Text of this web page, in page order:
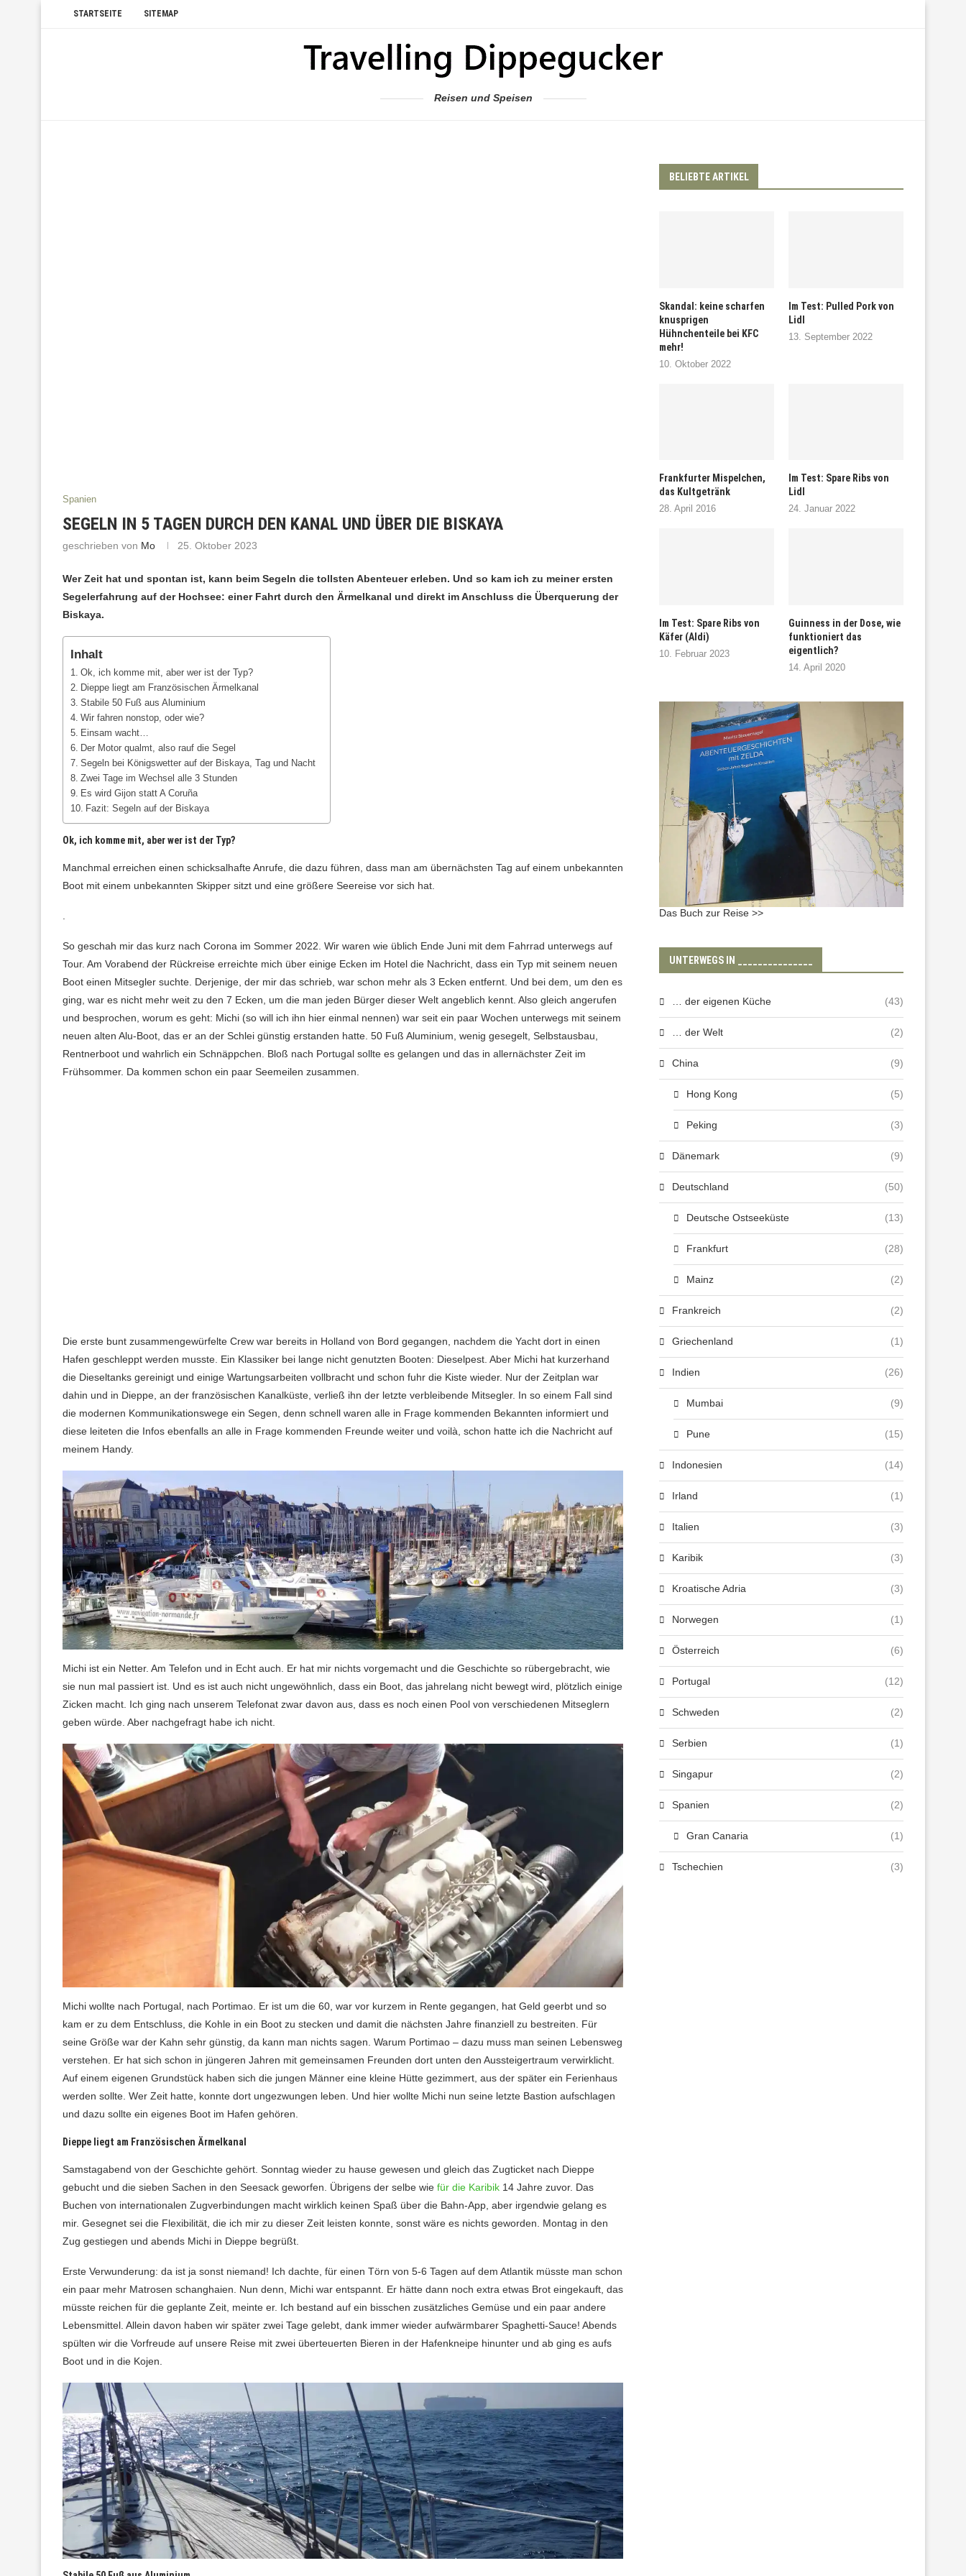
STARTSEITE SITEMAP
Reisen und Speisen
Spanien
SEGELN IN 5 TAGEN DURCH DEN KANAL UND ÜBER DIE BISKAYA
geschrieben von Mo 25. Oktober 2023
Wer Zeit hat und spontan ist, kann beim Segeln die tollsten Abenteuer erleben. Und so kam ich zu meiner ersten
Segelerfahrung auf der Hochsee: einer Fahrt durch den Ärmelkanal und direkt im Anschluss die Überquerung der
Biskaya.
Inhalt
Ok, ich komme mit, aber wer ist der Typ?
Dieppe liegt am Französischen Ärmelkanal
Stabile 50 Fuß aus Aluminium
Wir fahren nonstop, oder wie?
Einsam wacht…
Der Motor qualmt, also rauf die Segel
Segeln bei Königswetter auf der Biskaya, Tag und Nacht
Zwei Tage im Wechsel alle 3 Stunden
Es wird Gijon statt A Coruña
Fazit: Segeln auf der Biskaya
Ok, ich komme mit, aber wer ist der Typ?
Manchmal erreichen einen schicksalhafte Anrufe, die dazu führen, dass man am übernächsten Tag auf einem unbekannten
Boot mit einem unbekannten Skipper sitzt und eine größere Seereise vor sich hat.
So geschah mir das kurz nach Corona im Sommer 2022. Wir waren wie üblich Ende Juni mit dem Fahrrad unterwegs auf
Tour. Am Vorabend der Rückreise erreichte mich über einige Ecken im Hotel die Nachricht, dass ein Typ mit seinem neuen
Boot einen Mitsegler suchte. Derjenige, der mir das schrieb, war schon mehr als 3 Ecken entfernt. Und bei dem, um den es
ging, war es nicht mehr weit zu den 7 Ecken, um die man jeden Bürger dieser Welt angeblich kennt. Also gleich angerufen
und besprochen, worum es geht: Michi (so will ich ihn hier einmal nennen) war seit ein paar Wochen unterwegs mit seinem
neuen alten Alu-Boot, das er an der Schlei günstig erstanden hatte. 50 Fuß Aluminium, wenig gesegelt, Selbstausbau,
Rentnerboot und wahrlich ein Schnäppchen. Bloß nach Portugal sollte es gelangen und das in allernächster Zeit im
Frühsommer. Da kommen schon ein paar Seemeilen zusammen.
Die erste bunt zusammengewürfelte Crew war bereits in Holland von Bord gegangen, nachdem die Yacht dort in einen
Hafen geschleppt werden musste. Ein Klassiker bei lange nicht genutzten Booten: Dieselpest. Aber Michi hat kurzerhand
die Dieseltanks gereinigt und einige Wartungsarbeiten vollbracht und schon fuhr die Kiste wieder. Nur der Zeitplan war
dahin und in Dieppe, an der französischen Kanalküste, verließ ihn der letzte verbleibende Mitsegler. In so einem Fall sind
die modernen Kommunikationswege ein Segen, denn schnell waren alle in Frage kommenden Bekannten informiert und
diese leiteten die Infos ebenfalls an alle in Frage kommenden Freunde weiter und voilà, schon hatte ich die Nachricht auf
meinem Handy.
Michi ist ein Netter. Am Telefon und in Echt auch. Er hat mir nichts vorgemacht und die Geschichte so rübergebracht, wie
sie nun mal passiert ist. Und es ist auch nicht ungewöhnlich, dass ein Boot, das jahrelang nicht bewegt wird, plötzlich einige
Zicken macht. Ich ging nach unserem Telefonat zwar davon aus, dass es noch einen Pool von verschiedenen Mitseglern
geben würde. Aber nachgefragt habe ich nicht.
Michi wollte nach Portugal, nach Portimao. Er ist um die 60, war vor kurzem in Rente gegangen, hat Geld geerbt und so
kam er zu dem Entschluss, die Kohle in ein Boot zu stecken und damit die nächsten Jahre finanziell zu bestreiten. Für
seine Größe war der Kahn sehr günstig, da kann man nichts sagen. Warum Portimao – dazu muss man seinen Lebensweg
verstehen. Er hat sich schon in jüngeren Jahren mit gemeinsamen Freunden dort unten den Aussteigertraum verwirklicht.
Auf einem eigenen Grundstück haben sich die jungen Männer eine kleine Hütte gezimmert, aus der später ein Ferienhaus
werden sollte. Wer Zeit hatte, konnte dort ungezwungen leben. Und hier wollte Michi nun seine letzte Bastion aufschlagen
und dazu sollte ein eigenes Boot im Hafen gehören.
Dieppe liegt am Französischen Ärmelkanal
Samstagabend von der Geschichte gehört. Sonntag wieder zu hause gewesen und gleich das Zugticket nach Dieppe
gebucht und die sieben Sachen in den Seesack geworfen. Übrigens der selbe wie für die Karibik 14 Jahre zuvor. Das
Buchen von internationalen Zugverbindungen macht wirklich keinen Spaß über die Bahn-App, aber irgendwie gelang es
mir. Gesegnet sei die Flexibilität, die ich mir zu dieser Zeit leisten konnte, sonst wäre es nichts geworden. Montag in den
Zug gestiegen und abends Michi in Dieppe begrüßt.
Erste Verwunderung: da ist ja sonst niemand! Ich dachte, für einen Törn von 5-6 Tagen auf dem Atlantik müsste man schon
ein paar mehr Matrosen schanghaien. Nun denn, Michi war entspannt. Er hätte dann noch extra etwas Brot eingekauft, das
müsste reichen für die geplante Zeit, meinte er. Ich bestand auf ein bisschen zusätzliches Gemüse und ein paar andere
Lebensmittel. Allein davon haben wir später zwei Tage gelebt, dank immer wieder aufwärmbarer Spaghetti-Sauce! Abends
spülten wir die Vorfreude auf unsere Reise mit zwei überteuerten Bieren in der Hafenkneipe hinunter und ab ging es aufs
Boot und in die Kojen.
BELIEBTE ARTIKEL
Skandal: keine scharfen
knusprigen
Hühnchenteile bei KFC
mehr!
10. Oktober 2022
Im Test: Pulled Pork von
Lidl
13. September 2022
Frankfurter Mispelchen,
das Kultgetränk
28. April 2016
Im Test: Spare Ribs von
Lidl
24. Januar 2022
Im Test: Spare Ribs von
Käfer (Aldi)
10. Februar 2023
Guinness in der Dose, wie
funktioniert das
eigentlich?
14. April 2020
Das Buch zur Reise >>
UNTERWEGS IN _______________
… der eigenen Küche (43)
… der Welt (2)
China (9)
Hong Kong (5)
Peking (3)
Dänemark (9)
Deutschland (50)
Deutsche Ostseeküste (13)
Frankfurt (28)
Mainz (2)
Frankreich (2)
Griechenland (1)
Indien (26)
Mumbai (9)
Pune (15)
Indonesien (14)
Irland (1)
Italien (3)
Karibik (3)
Kroatische Adria (3)
Norwegen (1)
Österreich (6)
Portugal (12)
Schweden (2)
Serbien (1)
Singapur (2)
Spanien (2)
Gran Canaria (1)
Tschechien (3)